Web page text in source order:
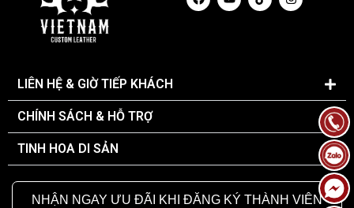
a
c
o
u
n
s
LIÊN HỆ & GIỜ TIẾP KHÁCH
CHÍNH SÁCH & HỖ TRỢ
TINH HOA DI SẢN
NHẬN NGAY ƯU ĐÃI KHI ĐĂNG KÝ THÀNH VIÊN